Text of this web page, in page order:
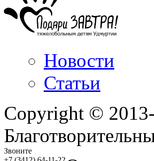
Новости
Статьи
Copyright ©
Звоните